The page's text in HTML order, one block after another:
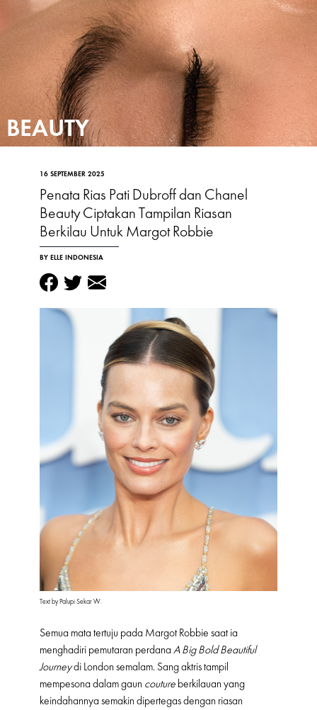
BEAUTY
16 SEPTEMBER 2025
Penata Rias Pati Dubroff dan Chanel
Beauty Ciptakan Tampilan Riasan
Berkilau Untuk Margot Robbie
BY ELLE INDONESIA
Text by Palupi Sekar W.
Semua mata tertuju pada Margot Robbie saat ia
menghadiri pemutaran perdanaA Big Bold Beautiful
Journeydi London semalam. Sang aktris tampil
mempesona dalam gaun couture berkilauan yang
keindahannya semakin dipertegas dengan riasan